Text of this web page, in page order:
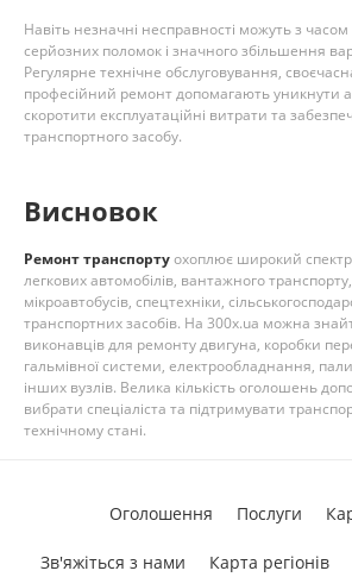
Навіть незначні несправності можуть з
серйозних поломок і значного збільшення
Регулярне технічне обслуговування,
професійний ремонт допомагають уникнути
скоротити експлуатаційні витрати та
транспортного засобу.
Висновок
Ремонт транспортуохоплює широкий спектр
легкових автомобілів, вантажного транспорту,
мікроавтобусів, спецтехніки,
транспортних засобів. На 300x.ua можна
виконавців для ремонту двигуна, коробки
гальмівної системи, електрообладнання,
інших вузлів. Велика кількість оголошень
вибрати спеціаліста та підтримувати
технічному стані.
Оголошення Послуги
Зв'яжіться з нами Карта регіонів